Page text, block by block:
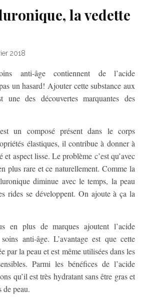
la vedette
2018
anti-âge contiennent de l’acide
un hasard! Ajouter cette substance aux
une des découvertes marquantes des
un composé présent dans le corps
élastiques, il contribue à donner à
et aspect lisse. Le problème c’est qu’avec
plus rare et ce naturellement. Comme la
diminue avec le temps, la peau
rides se développent. On ajoute à ça la
en plus de marques ajoutent l’acide
anti-âge. L’avantage est que cette
par la peau et est même utilisées dans les
Parmi les bénéfices de l’acide
qu’il est très hydratant sans être gras et
de peau.